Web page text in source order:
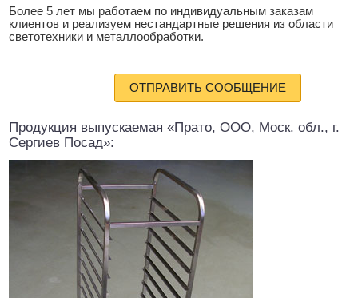
Более 5 лет мы работаем по индивидуальным заказам
клиентов и реализуем нестандартные решения из области
светотехники и металлообработки.
ОТПРАВИТЬ СООБЩЕНИЕ
Продукция выпускаемая «Прато, ООО, Моск. обл., г.
Сергиев Посад»: